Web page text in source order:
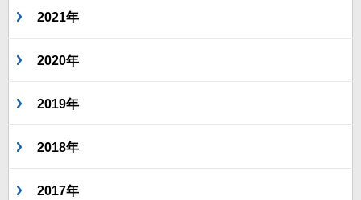
2021年
2020年
2019年
2018年
2017年